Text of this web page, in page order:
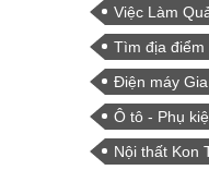
Việc Làm
Tìm địa điểm
Điện máy
Ô tô - Phụ
Nội thất Kon